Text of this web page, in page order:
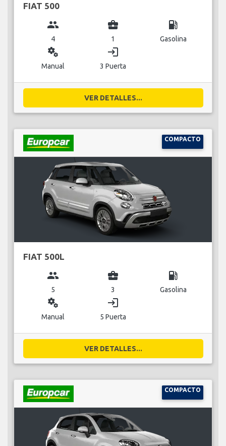
FIAT 500
group
4
business_center
1
local_gas_station
Gasolina
miscellaneous_services
Manual
login
3 Puerta
VER DETALLES...
COMPACTO
FIAT 500L
group
5
business_center
3
local_gas_station
Gasolina
miscellaneous_services
Manual
login
5 Puerta
VER DETALLES...
COMPACTO